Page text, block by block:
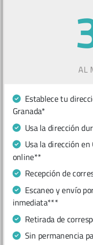
AL
Establece tu
Granada*
Usa la dirección
Usa la dirección
online**
Recepción de
Escaneo y envío
inmediata***
Retirada de
Sin permanencia